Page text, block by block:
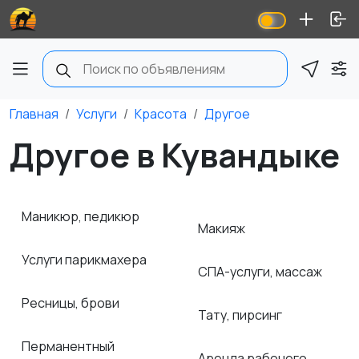
Главная Услуги Красота Другое
Другое в Кувандыке
Маникюр, педикюр
Услуги парикмахера
Ресницы, брови
Перманентный
Макияж
СПА-услуги, массаж
Тату, пирсинг